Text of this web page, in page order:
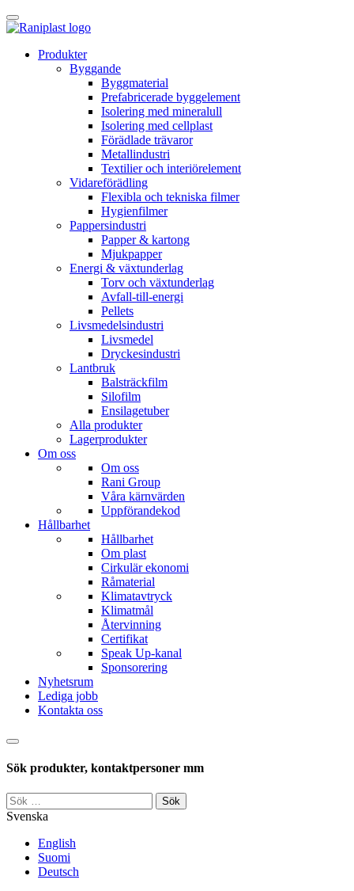
Skip
to
Produkter
Byggande
Byggmaterial
Prefabricerade byggelement
Isolering med mineralull
Isolering med cellplast
Förädlade trävaror
Metallindustri
Textilier och interiörelement
Vidareförädling
Flexibla och tekniska filmer
Hygienfilmer
Pappersindustri
Papper & kartong
Mjukpapper
Energi & växtunderlag
Torv och växtunderlag
Avfall-till-energi
Pellets
Livsmedelsindustri
Livsmedel
Dryckesindustri
Lantbruk
Balsträckfilm
Silofilm
Ensilagetuber
Alla produkter
Lagerprodukter
Om oss
Om oss
Rani Group
Våra kärnvärden
Uppförandekod
Hållbarhet
Hållbarhet
Om plast
Cirkulär ekonomi
Råmaterial
Klimatavtryck
Klimatmål
Återvinning
Certifikat
Speak Up-kanal
Sponsorering
Nyhetsrum
Lediga jobb
Kontakta oss
Sök
Sök produkter, kontaktpersoner mm
Sök
efter:
Svenska
English
Suomi
Deutsch